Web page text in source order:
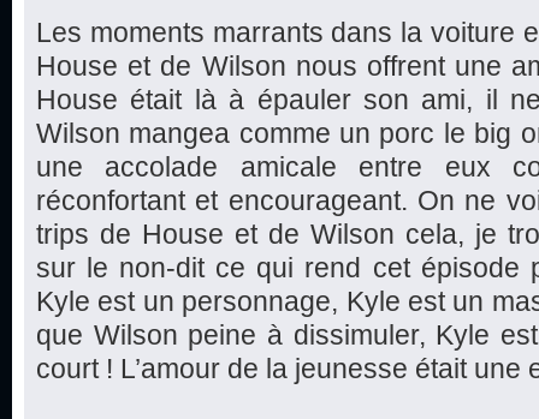
Les moments marrants dans la voiture
House et de Wilson nous offrent une
House était là à épauler son ami, il
Wilson mangea comme un porc le big
une accolade amicale entre eux
réconfortant et encourageant. On ne
trips de House et de Wilson cela, je
sur le non-dit ce qui rend cet épisode
Kyle est un personnage, Kyle est un
que Wilson peine à dissimuler, Kyle
court ! L’amour de la jeunesse était une